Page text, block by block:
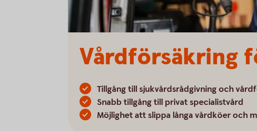
Vårdförsäkring
Tillgång till sjukvårdsrådgivning och
Snabb tillgång till privat specialistvård
Möjlighet att slippa långa vårdköer och